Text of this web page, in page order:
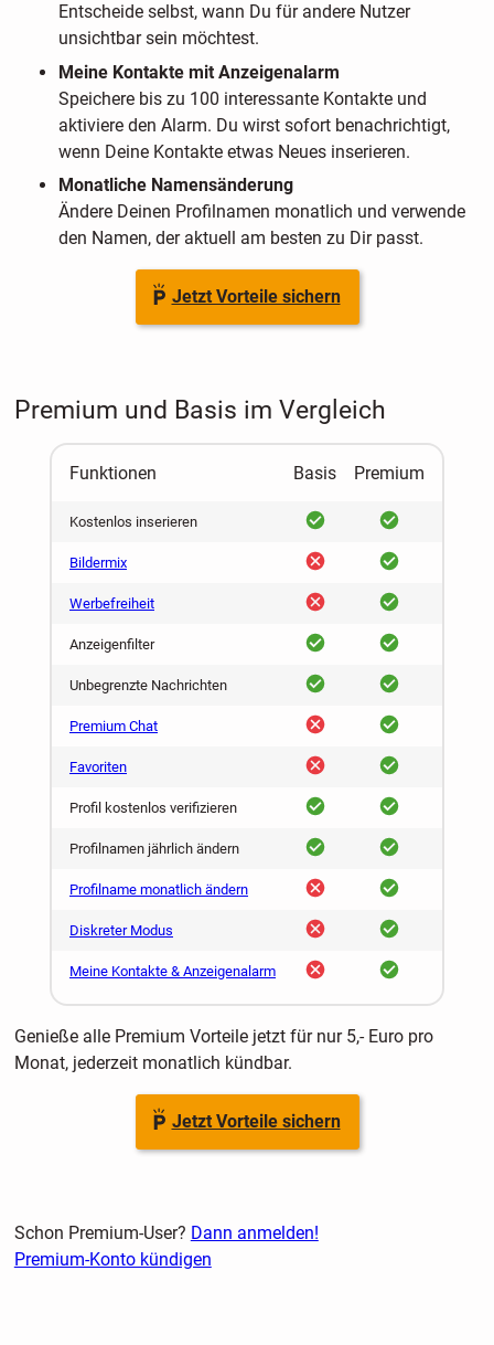
Entscheide selbst, wann Du für andere Nutzer
unsichtbar sein möchtest.
Meine Kontakte mit Anzeigenalarm
Speichere bis zu 100 interessante Kontakte und
aktiviere den Alarm. Du wirst sofort benachrichtigt,
wenn Deine Kontakte etwas Neues inserieren.
Monatliche Namensänderung
Ändere Deinen Profilnamen monatlich und verwende
den Namen, der aktuell am besten zu Dir passt.
Jetzt Vorteile sichern
Premium und Basis im Vergleich
Funktionen Basis Premium
Kostenlos inserieren ja ja
Bildermix nein ja
Werbefreiheit nein ja
Anzeigenfilter ja ja
Unbegrenzte Nachrichten ja ja
Premium Chat nein ja
Favoriten nein ja
Profil kostenlos verifizieren ja ja
Profilnamen jährlich ändern ja ja
Profilname monatlich ändern nein ja
Diskreter Modus nein ja
Meine Kontakte & Anzeigenalarm nein ja
Genieße alle Premium Vorteile jetzt für nur 5,- Euro pro
Monat, jederzeit monatlich kündbar.
Jetzt Vorteile sichern
Schon Premium-User? Dann anmelden!
Premium-Konto kündigen